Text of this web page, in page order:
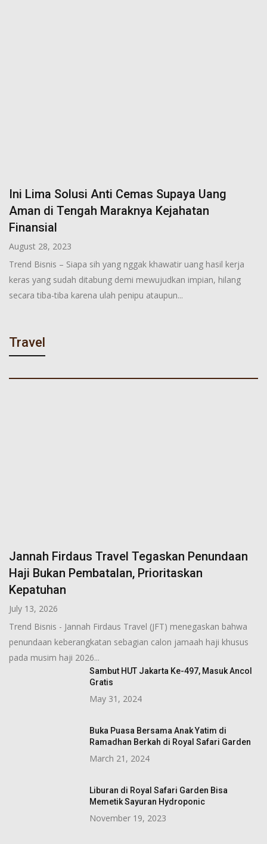
Ini Lima Solusi Anti Cemas Supaya Uang
Aman di Tengah Maraknya Kejahatan
Finansial
August 28, 2023
Trend Bisnis – Siapa sih yang nggak khawatir uang hasil kerja
keras yang sudah ditabung demi mewujudkan impian, hilang
secara tiba-tiba karena ulah penipu ataupun...
Travel
Jannah Firdaus Travel Tegaskan Penundaan
Haji Bukan Pembatalan, Prioritaskan
Kepatuhan
July 13, 2026
Trend Bisnis - Jannah Firdaus Travel (JFT) menegaskan bahwa
penundaan keberangkatan sebagian calon jamaah haji khusus
pada musim haji 2026...
Sambut HUT Jakarta Ke-497, Masuk Ancol
Gratis
May 31, 2024
Buka Puasa Bersama Anak Yatim di
Ramadhan Berkah di Royal Safari Garden
March 21, 2024
Liburan di Royal Safari Garden Bisa
Memetik Sayuran Hydroponic
November 19, 2023